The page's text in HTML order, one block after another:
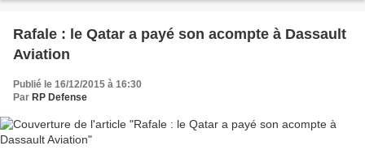
Rafale : le Qatar a payé son acompte à Dassault
Aviation
Publié le 16/12/2015 à 16:30
Par RP Defense